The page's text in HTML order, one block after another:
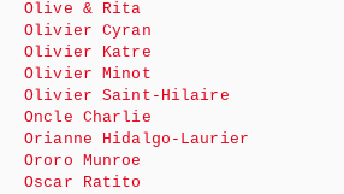
Olive & Rita
Olivier Cyran
Olivier Katre
Olivier Minot
Olivier Saint-Hilaire
Oncle Charlie
Orianne Hidalgo-Laurier
Ororo Munroe
Oscar Ratito